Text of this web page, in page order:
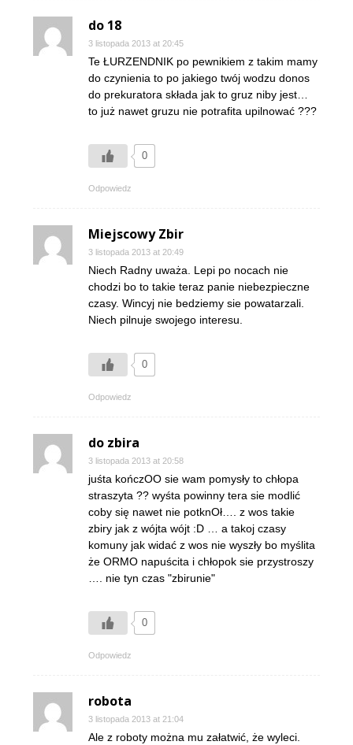
do 18
3 listopada 2013 at 20:45
Te ŁURZENDNIK po pewnikiem z takim mamy
do czynienia to po jakiego twój wodzu donos
do prekuratora składa jak to gruz niby jest…
to już nawet gruzu nie potrafita upilnować ???
0
Odpowiedz
Miejscowy Zbir
3 listopada 2013 at 20:49
Niech Radny uważa. Lepi po nocach nie
chodzi bo to takie teraz panie niebezpieczne
czasy. Wincyj nie bedziemy sie powatarzali.
Niech pilnuje swojego interesu.
0
Odpowiedz
do zbira
3 listopada 2013 at 20:58
juśta kończOO sie wam pomysły to chłopa
straszyta ?? wyśta powinny tera sie modlić
coby się nawet nie potknOł…. z wos takie
zbiry jak z wójta wójt :D … a takoj czasy
komuny jak widać z wos nie wyszły bo myślita
że ORMO napuścita i chłopok sie przystroszy
…. nie tyn czas "zbirunie"
0
Odpowiedz
robota
3 listopada 2013 at 21:04
Ale z roboty można mu załatwić, że wyleci.